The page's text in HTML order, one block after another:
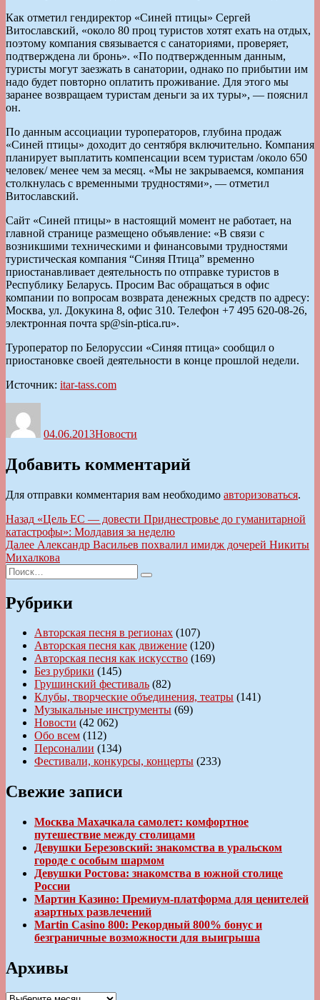
Как отметил гендиректор «Синей птицы» Сергей
Витославский, «около 80 проц туристов хотят ехать на отдых,
поэтому компания связывается с санаториями, проверяет,
подтверждена ли бронь». «По подтвержденным данным,
туристы могут заезжать в санатории, однако по прибытии им
надо будет повторно оплатить проживание. Для этого мы
заранее возвращаем туристам деньги за их туры», — пояснил
он.
По данным ассоциации туроператоров, глубина продаж
«Синей птицы» доходит до сентября включительно. Компания
планирует выплатить компенсации всем туристам /около 650
человек/ менее чем за месяц. «Мы не закрываемся, компания
столкнулась с временными трудностями», — отметил
Витославский.
Сайт «Синей птицы» в настоящий момент не работает, на
главной странице размещено объявление: «В связи с
возникшими техническими и финансовыми трудностями
туристическая компания “Синяя Птица” временно
приостанавливает деятельность по отправке туристов в
Республику Беларусь. Просим Вас обращаться в офис
компании по вопросам возврата денежных средств по адресу:
Москва, ул. Докукина 8, офис 310. Телефон +7 495 620-08-26,
электронная почта sp@sin-ptica.ru».
Туроператор по Белоруссии «Синяя птица» сообщил о
приостановке своей деятельности в конце прошлой недели.
Источник: itar-tass.com
04.06.2013Новости
Добавить комментарий
Для отправки комментария вам необходимо авторизоваться.
Навигация
по
записям
Назад Предыдущая
запись:
«Цель ЕС — довести Приднестровье до гуманитарной
катастрофы»: Молдавия за неделю
Далее Следующая
запись:
Александр Васильев похвалил имидж дочерей Никиты
Михалкова
Искать:
Поиск
Рубрики
Авторская песня в регионах (107)
Авторская песня как движение (120)
Авторская песня как искусство (169)
Без рубрики (145)
Грушинский фестиваль (82)
Клубы, творческие объединения, театры (141)
Музыкальные инструменты (69)
Новости (42 062)
Обо всем (112)
Персоналии (134)
Фестивали, конкурсы, концерты (233)
Свежие записи
Москва Махачкала самолет: комфортное
путешествие между столицами
Девушки Березовский: знакомства в уральском
городе с особым шармом
Девушки Ростова: знакомства в южной столице
России
Мартин Казино: Премиум-платформа для ценителей
азартных развлечений
Martin Casino 800: Рекордный 800% бонус и
безграничные возможности для выигрыша
Архивы
Архивы